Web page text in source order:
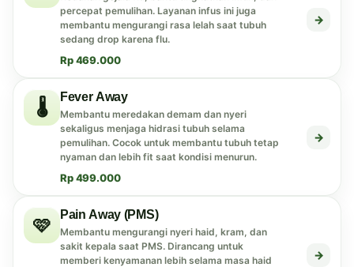
percepat pemulihan. Layanan infus ini juga
membantu mengurangi rasa lelah saat tubuh
sedang drop karena flu.
Rp 469.000
→
🌡️
Fever Away
Membantu meredakan demam dan nyeri
sekaligus menjaga hidrasi tubuh selama
pemulihan. Cocok untuk membantu tubuh tetap
nyaman dan lebih fit saat kondisi menurun.
Rp 499.000
→
🩷
Pain Away (PMS)
Membantu mengurangi nyeri haid, kram, dan
sakit kepala saat PMS. Dirancang untuk
memberi kenyamanan lebih selama masa haid
→